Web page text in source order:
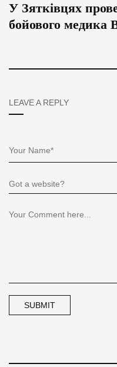
У Зятківцях
бойового медика
LEAVE A REPLY